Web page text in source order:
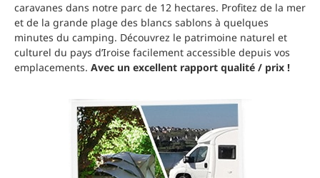
caravanes dans notre parc de 12 hectares. Profitez de la mer
et de la grande plage des blancs sablons à quelques
minutes du camping. Découvrez le patrimoine naturel et
culturel du pays d’Iroise facilement accessible depuis vos
emplacements. Avec un excellent rapport qualité / prix !